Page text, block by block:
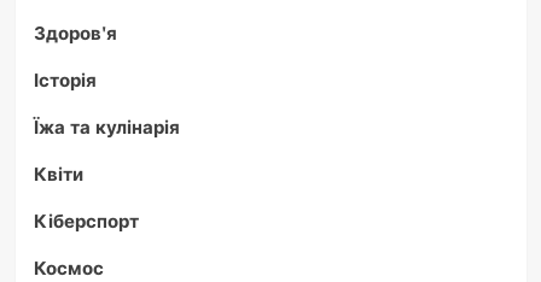
Здоров'я
Історія
Їжа та кулінарія
Квіти
Кіберспорт
Космос